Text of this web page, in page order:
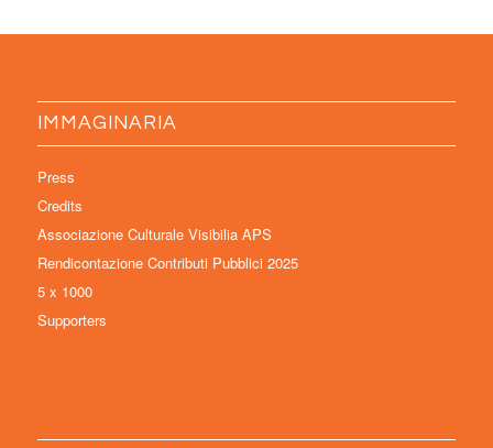
IMMAGINARIA
Press
Credits
Associazione Culturale Visibilia APS
Rendicontazione Contributi Pubblici 2025
5 x 1000
Supporters